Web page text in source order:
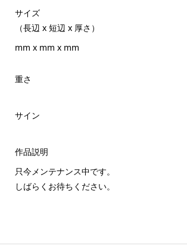
サイズ
（長辺 x 短辺 x 厚さ）
mm x mm x mm
重さ
サイン
作品説明
只今メンテナンス中です。
しばらくお待ちください。